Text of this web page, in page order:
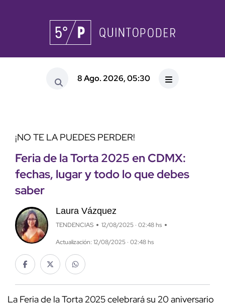
8 Ago. 2026, 05:30
¡NO TE LA PUEDES PERDER!
Feria de la Torta 2025 en CDMX:
fechas, lugar y todo lo que debes
saber
Laura Vázquez
TENDENCIAS 12/08/2025 · 02:48 hs
Actualización: 12/08/2025 · 02:48 hs
La Feria de la Torta 2025 celebrará su 20 aniversario